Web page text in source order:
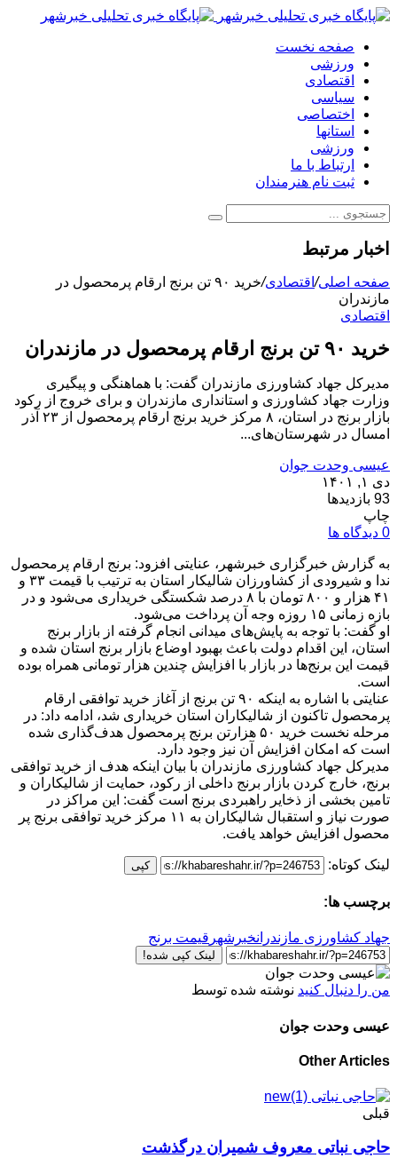
صفحه نخست
ورزشی
اقتصادی
سیاسی
اختصاصی
استانها
ورزشی
ارتباط با ما
ثبت نام هنرمندان
اخبار مرتبط
صفحه اصلی/اقتصادی/
خرید ۹۰ تن برنج ارقام پرمحصول در
مازندران
اقتصادی
خرید ۹۰ تن برنج ارقام پرمحصول در مازندران
مدیرکل جهاد کشاورزی مازندران گفت: با هماهنگی و پیگیری
وزارت جهاد کشاورزی و استانداری مازندران و برای خروج از رکود
بازار برنج در استان، ۸ مرکز خرید برنج ارقام پرمحصول از ۲۳ آذر
امسال در شهرستان‌های...
عیسی وحدت جوان
دی ۱, ۱۴۰۱
93 بازدیدها
چاپ
0 دیدگاه ها
به گزارش خبرگزاری خبرشهر، عنایتی افزود: برنج ارقام پرمحصول
ندا و شیرودی از کشاورزان شالیکار استان به ترتیب با قیمت ۳۳ و
۴۱ هزار و ۸۰۰ تومان با ۸ درصد شکستگی خریداری می‌شود و در
بازه زمانی ۱۵ روزه وجه آن پرداخت می‌شود.
او گفت: با توجه به پایش‌های میدانی انجام گرفته از بازار برنج
استان، این اقدام دولت باعث بهبود اوضاع بازار برنج استان شده و
قیمت این برنج‌ها در بازار با افزایش چندین هزار تومانی همراه بوده
است.
عنایتی با اشاره به اینکه ۹۰ تن برنج از آغاز خرید توافقی ارقام
پرمحصول تاکنون از شالیکاران استان خریداری شد، ادامه داد: در
مرحله نخست خرید ۵۰ هزارتن برنج پرمحصول هدف‌گذاری شده
است که امکان افزایش آن نیز وجود دارد.
مدیرکل جهاد کشاورزی مازندران با بیان اینکه هدف از خرید توافقی
برنج، خارج کردن بازار برنج داخلی از رکود، حمایت از شالیکاران و
تامین بخشی از ذخایر راهبردی برنج است گفت: این مراکز در
صورت نیاز و استقبال شالیکاران به ۱۱ مرکز خرید توافقی برنج پر
محصول افزایش خواهد یافت.
لینک کوتاه: کپی
برچسب ها:
جهاد کشاورزی مازندرانخبرشهر قیمت برنج
لینک کپی شده!
من را دنبال کنید نوشته شده توسط
عیسی وحدت جوان
Other Articles
قبلی
حاجی نباتی معروف شمیران درگذشت